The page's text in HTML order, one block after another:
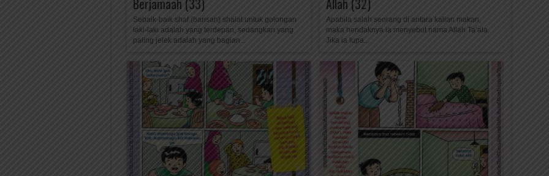
Berjamaah (33)
Sebaik-baik shaf (barisan) shalat untuk golongan
laki-laki adalah yang terdepan, sedangkan yang
paling jelek adalah yang bagian...
Allah (32)
Apabila salah seorang di antara kalian makan,
maka hendaknya ia menyebut nama Allah Ta’ala.
Jika ia lupa...